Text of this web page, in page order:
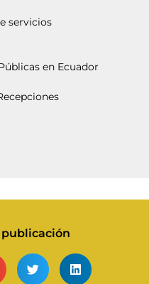
servicios
en Ecuador